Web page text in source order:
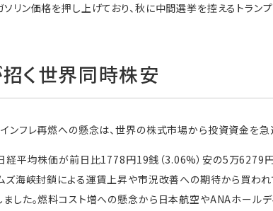
リン価格を押し上げており、秋に中間選挙を控えるトラン
く世界同時株安
ンフレ再燃への懸念は、世界の株式市場から投資資金を急
経平均株価が前日比1778円19銭（3.06%）安の5万6279
ズ海峡封鎖による運賃上昇や市況改善への期待から買わ
した。燃料コスト増への懸念から日本航空やANAホールデ